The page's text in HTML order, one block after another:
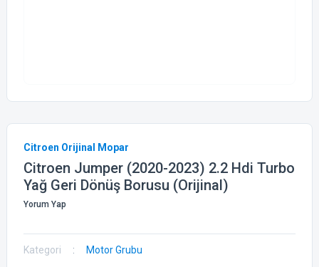
Citroen Orijinal Mopar
Citroen Jumper (2020-2023) 2.2 Hdi Turbo
Yağ Geri Dönüş Borusu (Orijinal)
Yorum Yap
Kategori Motor Grubu